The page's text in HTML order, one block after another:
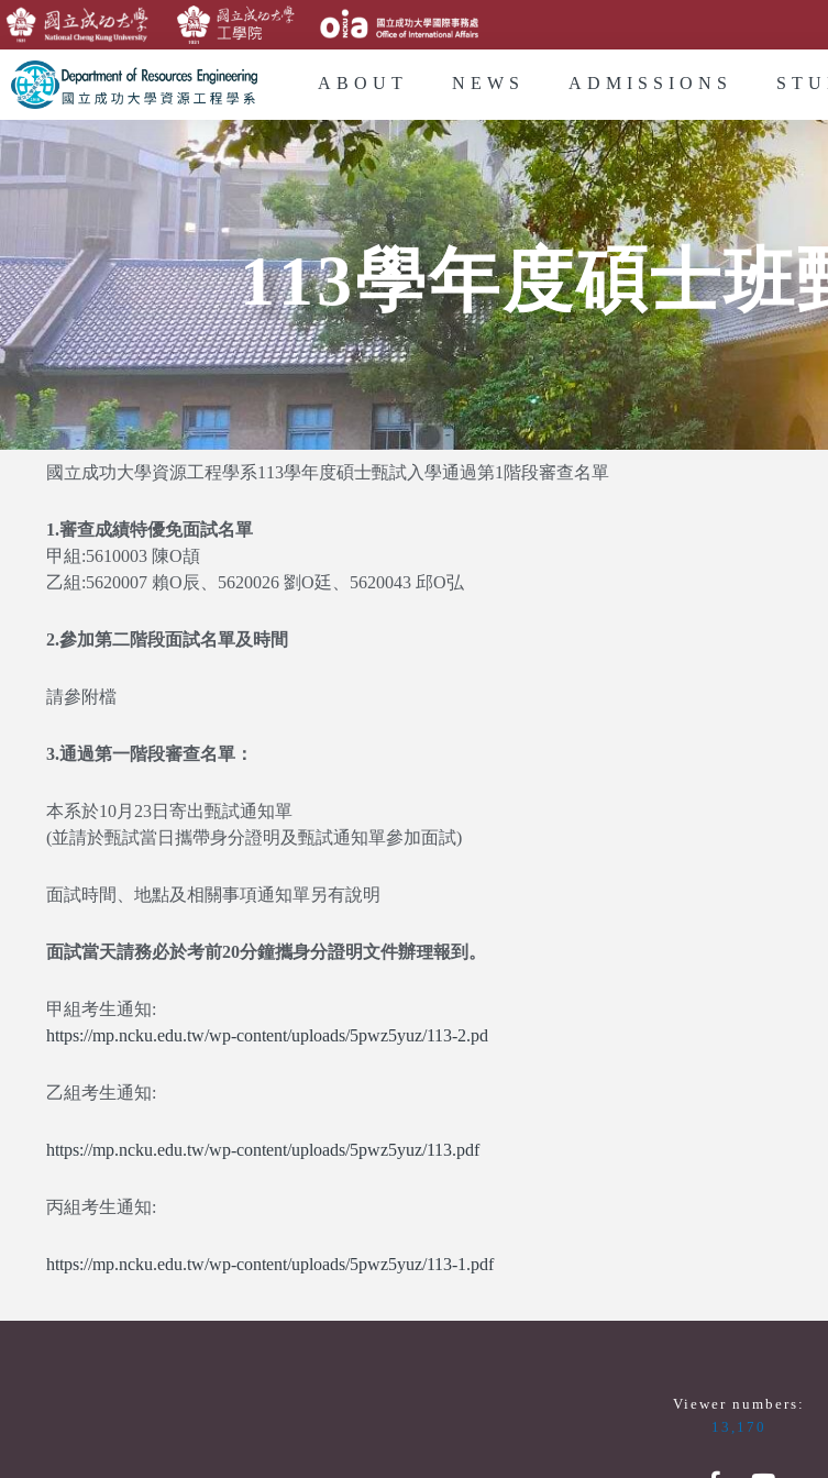
ABOUT NEWS ADMISSIONS
113學年度碩士班
國立成功大學資源工程學系113學年度碩士甄試入學通過第1階段審查名單
1.審查成績特優免面試名單
甲組:5610003 陳O頡
乙組:5620007 賴O辰、5620026 劉O廷、5620043 邱O弘
2.參加第二階段面試名單及時間
請參附檔
3.通過第一階段審查名單：
本系於10月23日寄出甄試通知單
(並請於甄試當日攜帶身分證明及甄試通知單參加面試)
面試時間、地點及相關事項通知單另有說明
面試當天請務必於考前20分鐘攜身分證明文件辦理報到。
甲組考生通知:
https://mp.ncku.edu.tw/wp-content/uploads/5pwz5yuz/113-2.pd
乙組考生通知:
https://mp.ncku.edu.tw/wp-content/uploads/5pwz5yuz/113.pdf
丙組考生通知:
https://mp.ncku.edu.tw/wp-content/uploads/5pwz5yuz/113-1.pdf
Viewer numbers:
13,170